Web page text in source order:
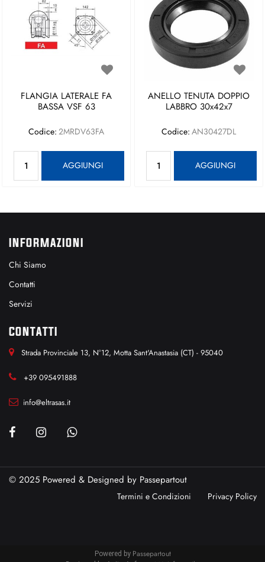
FLANGIA LATERALE FA
BASSA VSF 63
Codice: 2MRDV63FA
AGGIUNGI
ANELLO TENUTA DOPPIO
LABBRO 30x42x7
Codice: AN30427DL
AGGIUNGI
INFORMAZIONI
Chi Siamo
Contatti
Servizi
CONTATTI
Strada Provinciale 13, N°12, Motta Sant'Anastasia (CT) - 95040
+39 095491888
info@eltrasas.it
© 2025 Powered & Designed by Passepartout
Termini e Condizioni Privacy Policy
Powered by Passepartout